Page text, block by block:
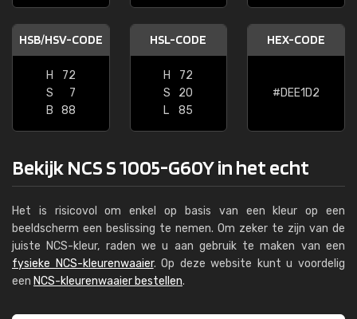
HSB/HSV-CODE
H
72
S
7
B
88
HSL-CODE
H
72
S
20
L
85
HEX-CODE
#DEE1D2
Bekijk NCS S 1005-G60Y in het echt
Het is risicovol om enkel op basis van een kleur op een
beeldscherm een beslissing te nemen. Om zeker te zijn van de
juiste NCS-kleur, raden we u aan gebruik te maken van een
fysieke NCS-kleurenwaaier. Op deze website kunt u voordelig
een NCS-kleurenwaaier bestellen.